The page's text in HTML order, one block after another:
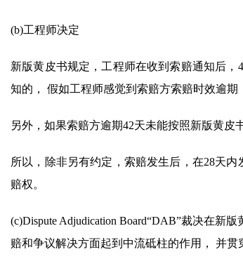
(b)工程师决定
新版黄皮书规定，工程师在收到索赔通知后
知的， 假如工程师感觉到索赔方索赔时效逾期
另外，如果索赔方逾期42天未能按照新版黄皮
所以，除非另有约定，索赔发生后，在28天
赔权。
(c)Dispute Adjudication Board“DAB”裁决在
赔和争议解决方面起到中流砥柱的作用， 并贯